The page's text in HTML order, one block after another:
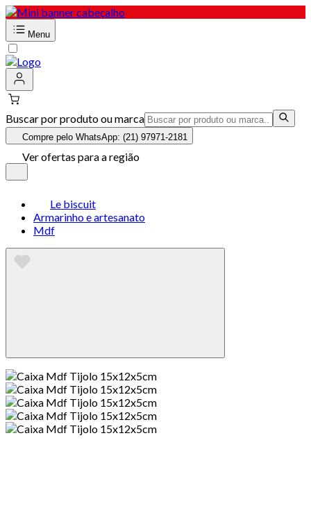
Menu
Buscar por produto ou marca
Compre pelo WhatsApp: (21) 97971-2181
Ver ofertas para a região
Le biscuit
Armarinho e artesanato
Mdf